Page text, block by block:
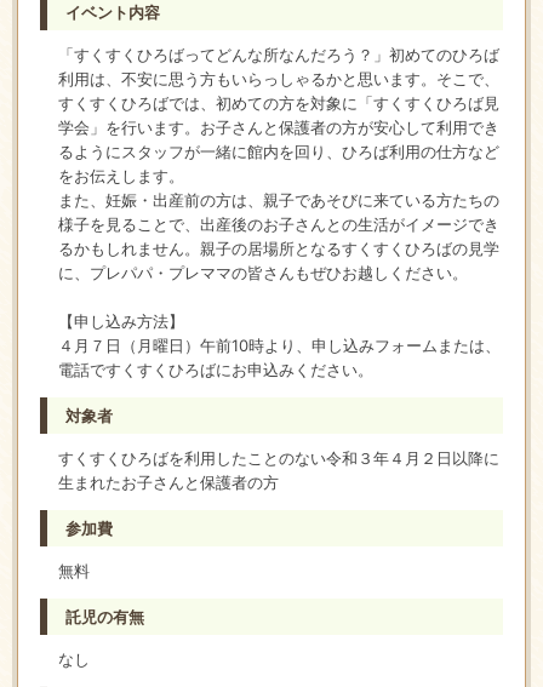
イベント内容
「すくすくひろばってどんな所なんだろう？」初めてのひろば
利用は、不安に思う方もいらっしゃるかと思います。そこで、
すくすくひろばでは、初めての方を対象に「すくすくひろば見
学会」を行います。お子さんと保護者の方が安心して利用でき
るようにスタッフが一緒に館内を回り、ひろば利用の仕方など
をお伝えします。
また、妊娠・出産前の方は、親子であそびに来ている方たちの
様子を見ることで、出産後のお子さんとの生活がイメージでき
るかもしれません。親子の居場所となるすくすくひろばの見学
に、プレパパ・プレママの皆さんもぜひお越しください。
【申し込み方法】
４月７日（月曜日）午前10時より、申し込みフォームまたは、
電話ですくすくひろばにお申込みください。
対象者
すくすくひろばを利用したことのない令和３年４月２日以降に
生まれたお子さんと保護者の方
参加費
無料
託児の有無
なし